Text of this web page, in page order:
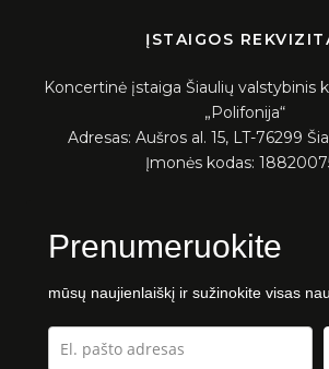
ĮSTAIGOS
Koncertinė įstaiga Šiaulių valstybinis
„Polifonija“
Adresas: Aušros al. 15, LT-76299
Įmonės kodas:
Prenumeruokite
mūsų naujienlaiškį ir sužinokite visas